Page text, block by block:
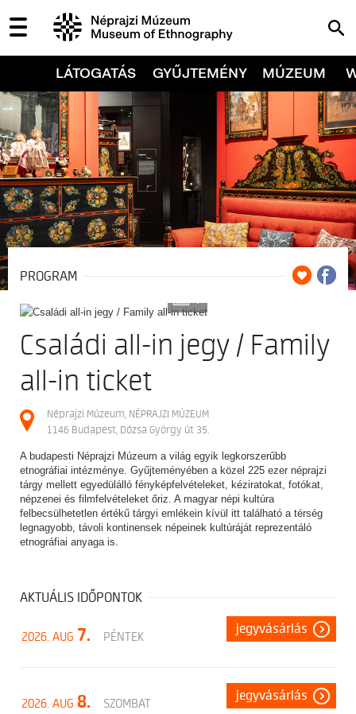
LÁTOGATÁS GYŰJTEMÉNY MÚZEUM
PROGRAM
7
Családi all-in jegy / Family
all-in ticket
Néprajzi Múzeum, NÉPRAJZI MÚZEUM
1146 Budapest, Dózsa György út 35.
A budapesti Néprajzi Múzeum a világ egyik legkorszerűbb
etnográfiai intézménye. Gyűjteményében a közel 225 ezer néprajzi
tárgy mellett egyedülálló fényképfelvételeket, kéziratokat, fotókat,
népzenei és filmfelvételeket őriz. A magyar népi kultúra
felbecsülhetetlen értékű tárgyi emlékein kívül itt található a térség
legnagyobb, távoli kontinensek népeinek kultúráját reprezentáló
etnográfiai anyaga is.
AKTUÁLIS IDŐPONTOK
2026. AUG 7. PÉNTEK
jegyvásárlás
2026. AUG 8. SZOMBAT
jegyvásárlás